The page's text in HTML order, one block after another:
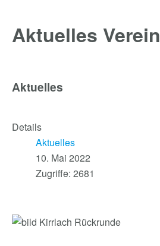
Aktuelles Verein
Aktuelles
Details
Aktuelles
10. Mai 2022
Zugriffe: 2681